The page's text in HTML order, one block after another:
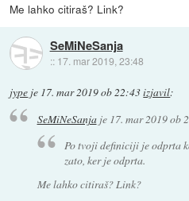
Me lahko citiraš? Link?
SeMiNeSanja
:: 17. mar 2019, 23:48
jype je 17. mar 2019 ob 22:43izjavil:
SeMiNeSanjaje 17. mar 2019 ob
Po tvoji definiciji je odprta
zato, ker je odprta.
Me lahko citiraš? Link?